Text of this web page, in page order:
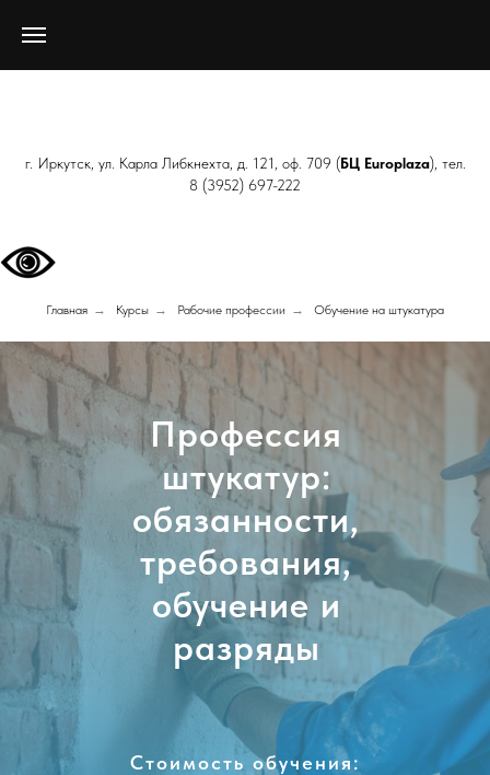
г. Иркутск, ул. Карла Либкнехта, д. 121, оф. 709 (БЦ Europlaza), тел.
8 (3952) 697-222
Главная → Курсы → Рабочие профессии → Обучение на штукатура
Профессия
штукатур:
обязанности,
требования,
обучение и
разряды
Стоимость обучения: